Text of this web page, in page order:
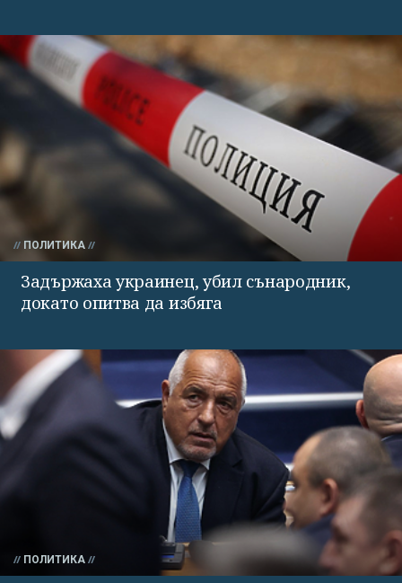
ПОЛИТИКА
Задържаха украинец, убил сънародник,
докато опитва да избяга
ПОЛИТИКА